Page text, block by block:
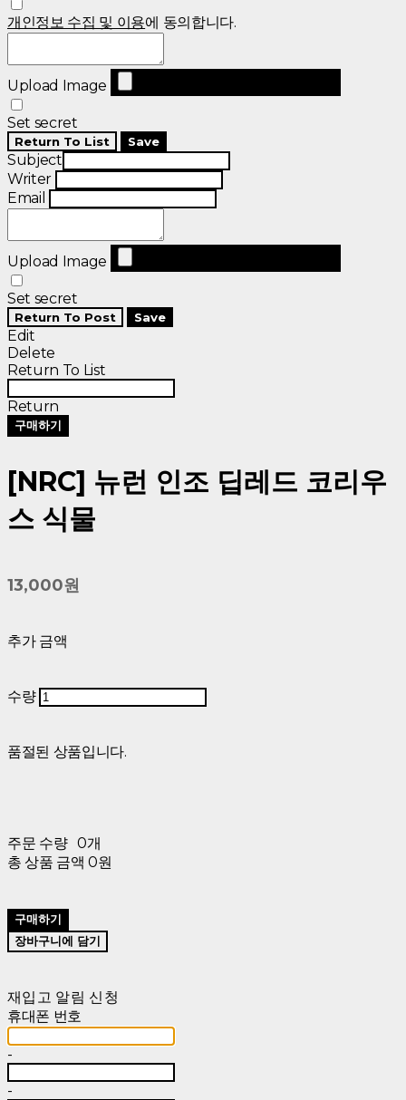
개인정보 수집 및 이용에 동의합니다.
Upload Image
Set secret
Return To List Save
Subject
Writer
Email
Upload Image
Set secret
Return To Post Save
Edit
Delete
Return To List
Return
구매하기
[NRC] 뉴런 인조 딥레드 코리우
스 식물
13,000원
추가 금액
수량
품절된 상품입니다.
주문 수량 0개
총 상품 금액 0원
구매하기
장바구니에 담기
재입고 알림 신청
휴대폰 번호
-
-